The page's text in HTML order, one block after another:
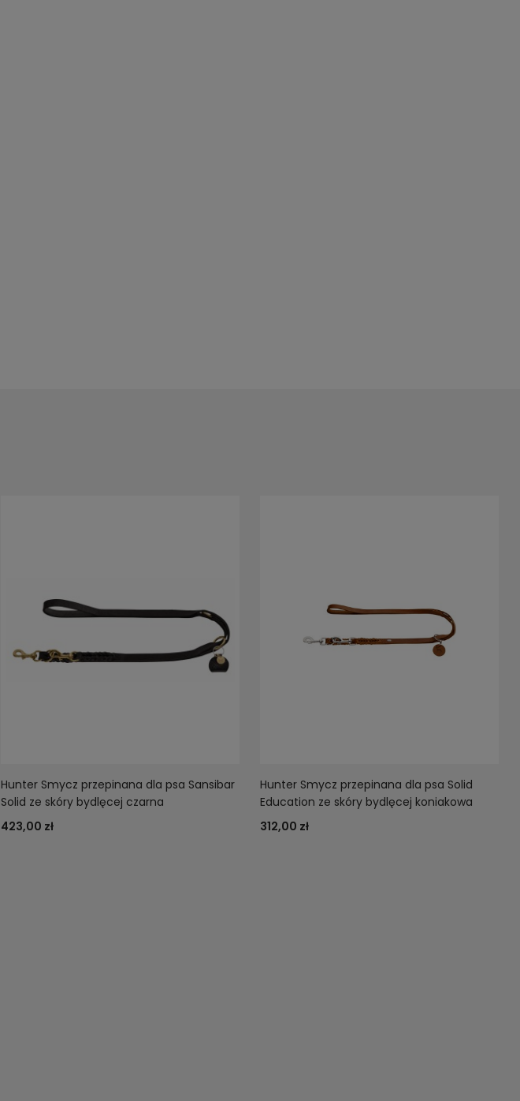
Hunter Smycz przepinana dla psa Sansibar
Solid ze skóry bydlęcej czarna
423,00 zł
Hunter Smycz przepinana dla psa Solid
Education ze skóry bydlęcej koniakowa
312,00 zł